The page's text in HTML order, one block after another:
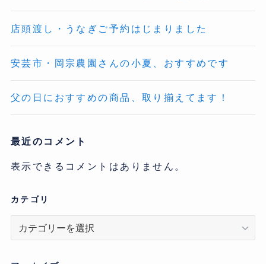
店頭渡し・うなぎご予約はじまりました
安芸市・岡宗農園さんの小夏、おすすめです
父の日におすすめの商品、取り揃えてます！
最近のコメント
表示できるコメントはありません。
カテゴリ